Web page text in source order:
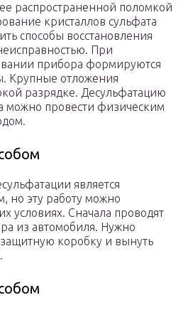
распространенной поломкой
кристаллов сульфата
способы восстановления
При
прибора формируются
Крупные отложения
разрядке. Десульфатацию
можно провести физическим
является
но эту работу можно
условиях. Сначала проводят
из автомобиля. Нужно
защитную коробку и вынуть